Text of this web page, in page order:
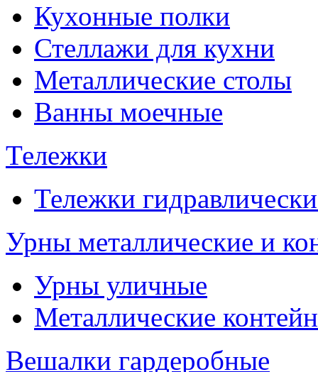
Кухонные полки
Стеллажи для кухни
Металлические столы
Ванны моечные
Тележки
Тележки
Урны металлические и
Урны уличные
Металлические
Вешалки гардеробные